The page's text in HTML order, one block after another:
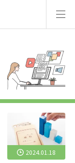
2024.01.18